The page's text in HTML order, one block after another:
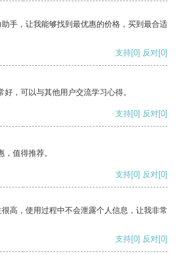
手，让我能够找到最优惠的价格，买到最合适
支持[0] 反对[0]
，可以与其他用户交流学习心得。
支持[0] 反对[0]
值得推荐。
支持[0] 反对[0]
高，使用过程中不会泄露个人信息，让我非常
支持[0] 反对[0]